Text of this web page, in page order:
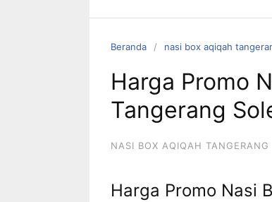
Beranda nasi box aqiqah
Harga Promo
Tangerang
NASI BOX AQIQAH TANGERANG
Harga Promo Nasi